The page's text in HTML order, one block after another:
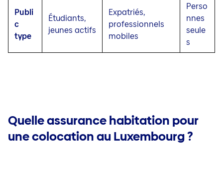
Publi
c
type
Étudiants,
jeunes actifs
Expatriés,
professionnels
mobiles
Perso
nnes
seule
s
Quelle assurance habitation pour
une colocation au Luxembourg ?